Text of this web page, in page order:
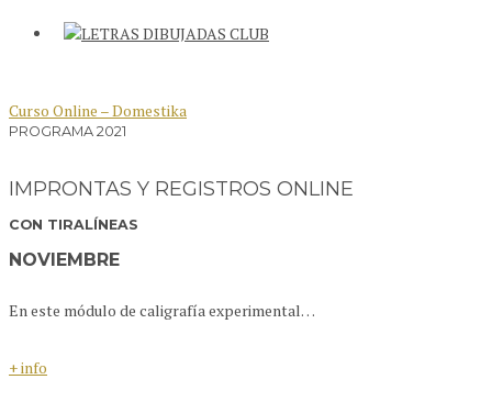
Curso Online – Domestika
PROGRAMA 2021
IMPRONTAS Y REGISTROS ONLINE
CON TIRALÍNEAS
NOVIEMBRE
En este módulo de caligrafía experimental…
+ info